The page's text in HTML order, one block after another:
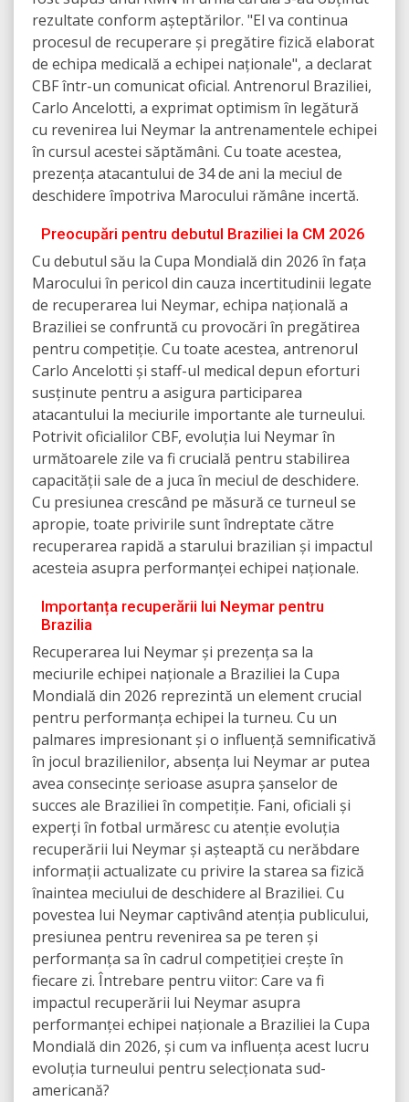
rezultate conform așteptărilor. "El va continua
procesul de recuperare și pregătire fizică elaborat
de echipa medicală a echipei naționale", a declarat
CBF într-un comunicat oficial. Antrenorul Braziliei,
Carlo Ancelotti, a exprimat optimism în legătură
cu revenirea lui Neymar la antrenamentele echipei
în cursul acestei săptămâni. Cu toate acestea,
prezența atacantului de 34 de ani la meciul de
deschidere împotriva Marocului rămâne incertă.
Preocupări pentru debutul Braziliei la CM 2026
Cu debutul său la Cupa Mondială din 2026 în fața
Marocului în pericol din cauza incertitudinii legate
de recuperarea lui Neymar, echipa națională a
Braziliei se confruntă cu provocări în pregătirea
pentru competiție. Cu toate acestea, antrenorul
Carlo Ancelotti și staff-ul medical depun eforturi
susținute pentru a asigura participarea
atacantului la meciurile importante ale turneului.
Potrivit oficialilor CBF, evoluția lui Neymar în
următoarele zile va fi crucială pentru stabilirea
capacității sale de a juca în meciul de deschidere.
Cu presiunea crescând pe măsură ce turneul se
apropie, toate privirile sunt îndreptate către
recuperarea rapidă a starului brazilian și impactul
acesteia asupra performanței echipei naționale.
Importanța recuperării lui Neymar pentru
Brazilia
Recuperarea lui Neymar și prezența sa la
meciurile echipei naționale a Braziliei la Cupa
Mondială din 2026 reprezintă un element crucial
pentru performanța echipei la turneu. Cu un
palmares impresionant și o influență semnificativă
în jocul brazilienilor, absența lui Neymar ar putea
avea consecințe serioase asupra șanselor de
succes ale Braziliei în competiție. Fani, oficiali și
experți în fotbal urmăresc cu atenție evoluția
recuperării lui Neymar și așteaptă cu nerăbdare
informații actualizate cu privire la starea sa fizică
înaintea meciului de deschidere al Braziliei. Cu
povestea lui Neymar captivând atenția publicului,
presiunea pentru revenirea sa pe teren și
performanța sa în cadrul competiției crește în
fiecare zi. Întrebare pentru viitor: Care va fi
impactul recuperării lui Neymar asupra
performanței echipei naționale a Braziliei la Cupa
Mondială din 2026, și cum va influența acest lucru
evoluția turneului pentru selecționata sud-
americană?